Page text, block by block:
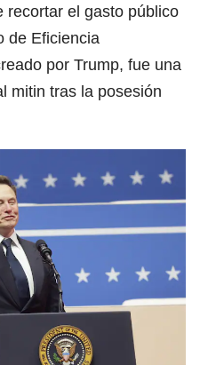
recortar el gasto público
de Eficiencia
por Trump, fue una
mitin tras la posesión